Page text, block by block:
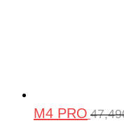
M4 PRO